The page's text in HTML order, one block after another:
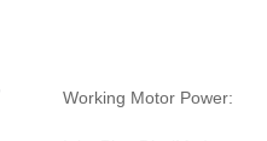
Working Motor Power: